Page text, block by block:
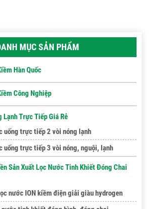
MỤC SẢN PHẨM
Hàn Quốc
Công Nghiệp
Lạnh Trực Tiếp Giá Rẻ
uống trực tiếp 2 vòi nóng lạnh
uống trực tiếp 3 vòi nóng, nguội, lạnh
Sản Xuất Lọc Nước Tinh Khiết Đóng Chai
nước ION kiềm điện giải giàu hydrogen